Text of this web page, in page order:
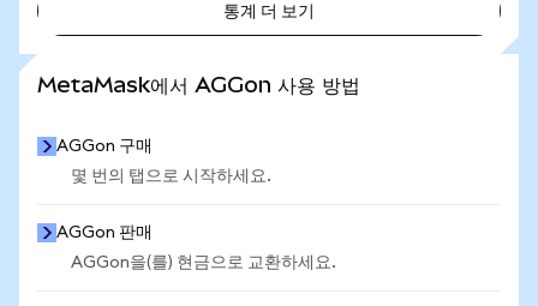
통계 더 보기
MetaMask에서 AGGon 사용 방법
AGGon 구매
몇 번의 탭으로 시작하세요.
AGGon 판매
AGGon을(를) 현금으로 교환하세요.